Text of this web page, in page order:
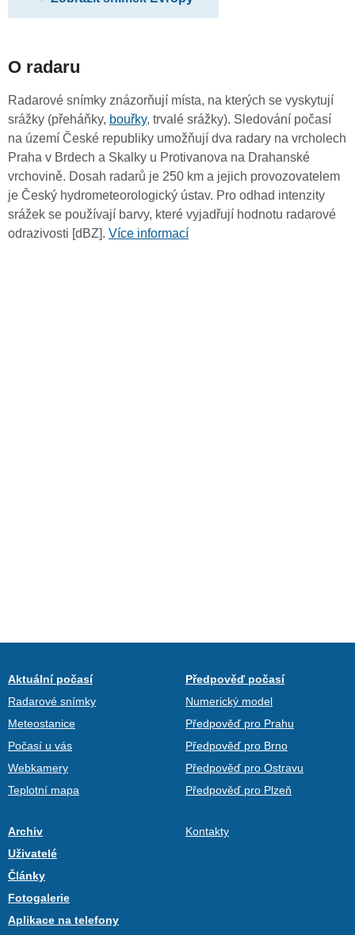
O radaru
Radarové snímky znázorňují místa, na kterých se vyskytují
srážky (přeháňky, bouřky, trvalé srážky). Sledování počasí
na území České republiky umožňují dva radary na vrcholech
Praha v Brdech a Skalky u Protivanova na Drahanské
vrchovině. Dosah radarů je 250 km a jejich provozovatelem
je Český hydrometeorologický ústav. Pro odhad intenzity
srážek se používají barvy, které vyjadřují hodnotu radarové
odrazivosti [dBZ]. Více informací
Aktuální počasí
Radarové snímky
Meteostanice
Počasí u vás
Webkamery
Teplotní mapa
Předpověď počasí
Numerický model
Předpověď pro Prahu
Předpověď pro Brno
Předpověď pro Ostravu
Předpověď pro Plzeň
Archiv
Uživatelé
Články
Fotogalerie
Aplikace na telefony
Kontakty